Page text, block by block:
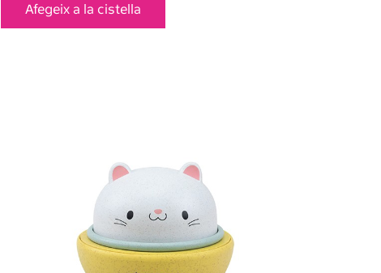
Afegeix a la cistella